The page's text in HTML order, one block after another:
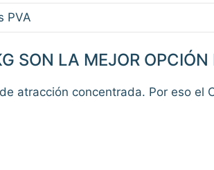
PVA
SON LA MEJOR
atracción concentrada. Por eso el